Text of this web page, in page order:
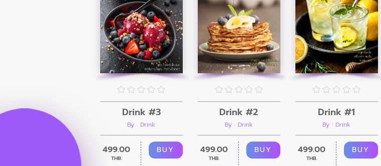
Drink #3
By : Drink
499.00
THB.
BUY
Drink #2
By : Drink
499.00
THB.
BUY
Drink #1
By : Drink
499.00
THB.
BUY